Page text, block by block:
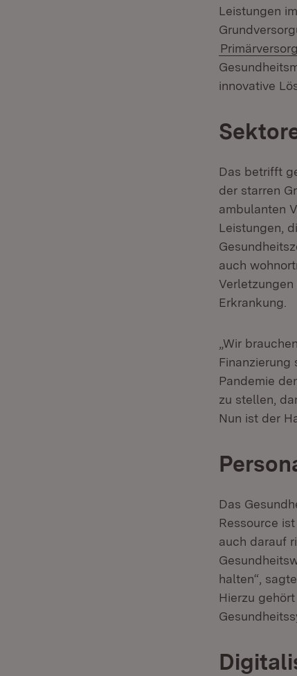
Leistungen
innovative
Das betrifft
der starren
ambulanten
Leistungen,
auch
Erkrankung.
„Wir
Finanzierung
Pandemie
zu stellen,
Nun ist der
Das
Ressource
auch darauf
halten“,
Hierzu